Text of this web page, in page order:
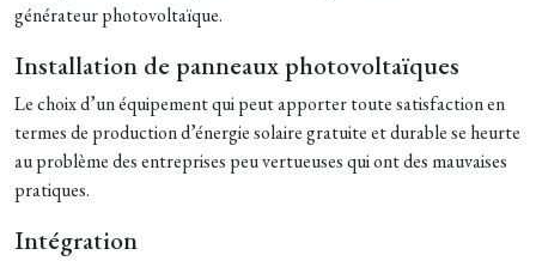
générateur photovoltaïque.
Installation de panneaux photovoltaïques
Le choix d’un équipement qui peut apporter toute satisfaction en
termes de production d’énergie solaire gratuite et durable se heurte
au problème des entreprises peu vertueuses qui ont des mauvaises
pratiques.
Intégration